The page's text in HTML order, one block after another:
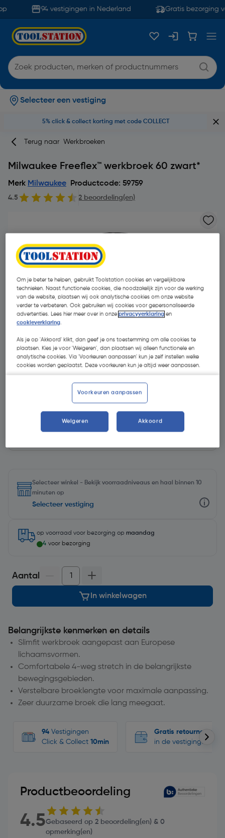
94 vestigingen in Nederland Gratis bezorging
Selecteer een vestiging
5% click & collect korting met code COLLECT
Terug naar Werkbroeken
Milwaukee Freeflex™ werkbroek 60 zwart*
Merk Milwaukee Productcode: 59759
4.5 2 beoordeling(en)
| Excl. btw € 90,90
Kies productvariant(8)
Selecteer winkel - Bekijk voorraadniveaus en haal binnen 10
minuten op
Selecteer vestiging
op voorraad voor bezorging op maandag
4 voor bezorging
Aantal
In winkelwagen
Belangrijkste kenmerken en details
Slimfit werkbroek aangepast aan Europese
lichaamsvormen.
Comfortabele 4-weg stretch in de belangrijkste
bewegingsgebieden.
Verstelbare broeklengte voor maximale aanpassing.
Zeer duurzame broek die lang meegaat.
94 Vestigingen
Click & Collect 10min
Gratis retourneren
in de vestigingen
Productbeoordeling
4.5Gebaseerd op 2 beoordeling(en) & 0
opmerking(en)
Om je beter te helpen, gebruikt Toolstation cookies en vergelijkbare
technieken. Naast functionele cookies, die noodzakelijk zijn voor de werking
van de website, plaatsen wij ook analytische cookies om onze website
verder te verbeteren. Ook gebruiken wij cookies voor gepersonaliseerde
advertenties. Lees hier meer over in onzeprivacyverklaring en
cookieverklaring.
Als je op 'Akkoord' klikt, dan geef je ons toestemming om alle cookies te
plaatsen. Kies je voor 'Weigeren', dan plaatsen wij alleen functionele en
analytische cookies. Via 'Voorkeuren aanpassen' kun je zelf instellen welke
cookies worden geplaatst. Deze voorkeuren kun je altijd weer aanpassen.
Voorkeuren aanpassen
Weigeren Akkoord